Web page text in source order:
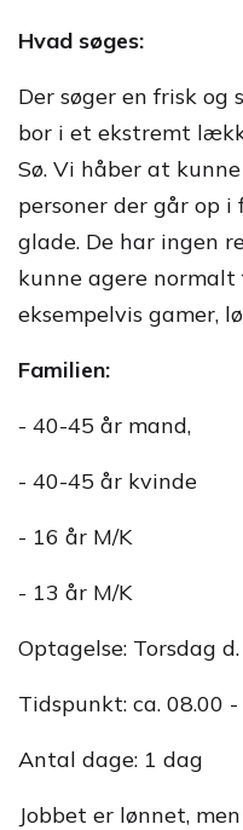
Hvad søges:
Der søger en frisk og
bor i et ekstremt
Sø. Vi håber at
personer der går op i
glade. De har ingen
kunne agere
eksempelvis gamer,
Familien:
- 40-45 år mand,
- 40-45 år kvinde
- 16 år M/K
- 13 år M/K
Optagelse: Torsdag
Tidspunkt: ca. 08.00 -
Antal dage: 1 dag
Jobbet er lønnet,